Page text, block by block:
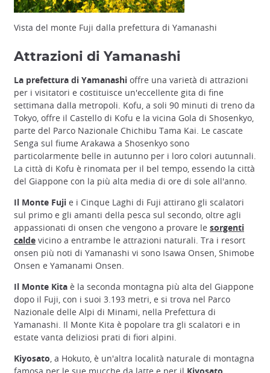
Vista del monte Fuji dalla prefettura di Yamanashi
Attrazioni di Yamanashi
La prefettura di Yamanashi offre una varietà di attrazioni
per i visitatori e costituisce un'eccellente gita di fine
settimana dalla metropoli. Kofu, a soli 90 minuti di treno da
Tokyo, offre il Castello di Kofu e la vicina Gola di Shosenkyo,
parte del Parco Nazionale Chichibu Tama Kai. Le cascate
Senga sul fiume Arakawa a Shosenkyo sono
particolarmente belle in autunno per i loro colori autunnali.
La città di Kofu è rinomata per il bel tempo, essendo la città
del Giappone con la più alta media di ore di sole all'anno.
Il Monte Fuji e i Cinque Laghi di Fuji attirano gli scalatori
sul primo e gli amanti della pesca sul secondo, oltre agli
appassionati di onsen che vengono a provare le sorgenti
calde vicino a entrambe le attrazioni naturali. Tra i resort
onsen più noti di Yamanashi vi sono Isawa Onsen, Shimobe
Onsen e Yamanami Onsen.
Il Monte Kita è la seconda montagna più alta del Giappone
dopo il Fuji, con i suoi 3.193 metri, e si trova nel Parco
Nazionale delle Alpi di Minami, nella Prefettura di
Yamanashi. Il Monte Kita è popolare tra gli scalatori e in
estate vanta deliziosi prati di fiori alpini.
Kiyosato, a Hokuto, è un'altra località naturale di montagna